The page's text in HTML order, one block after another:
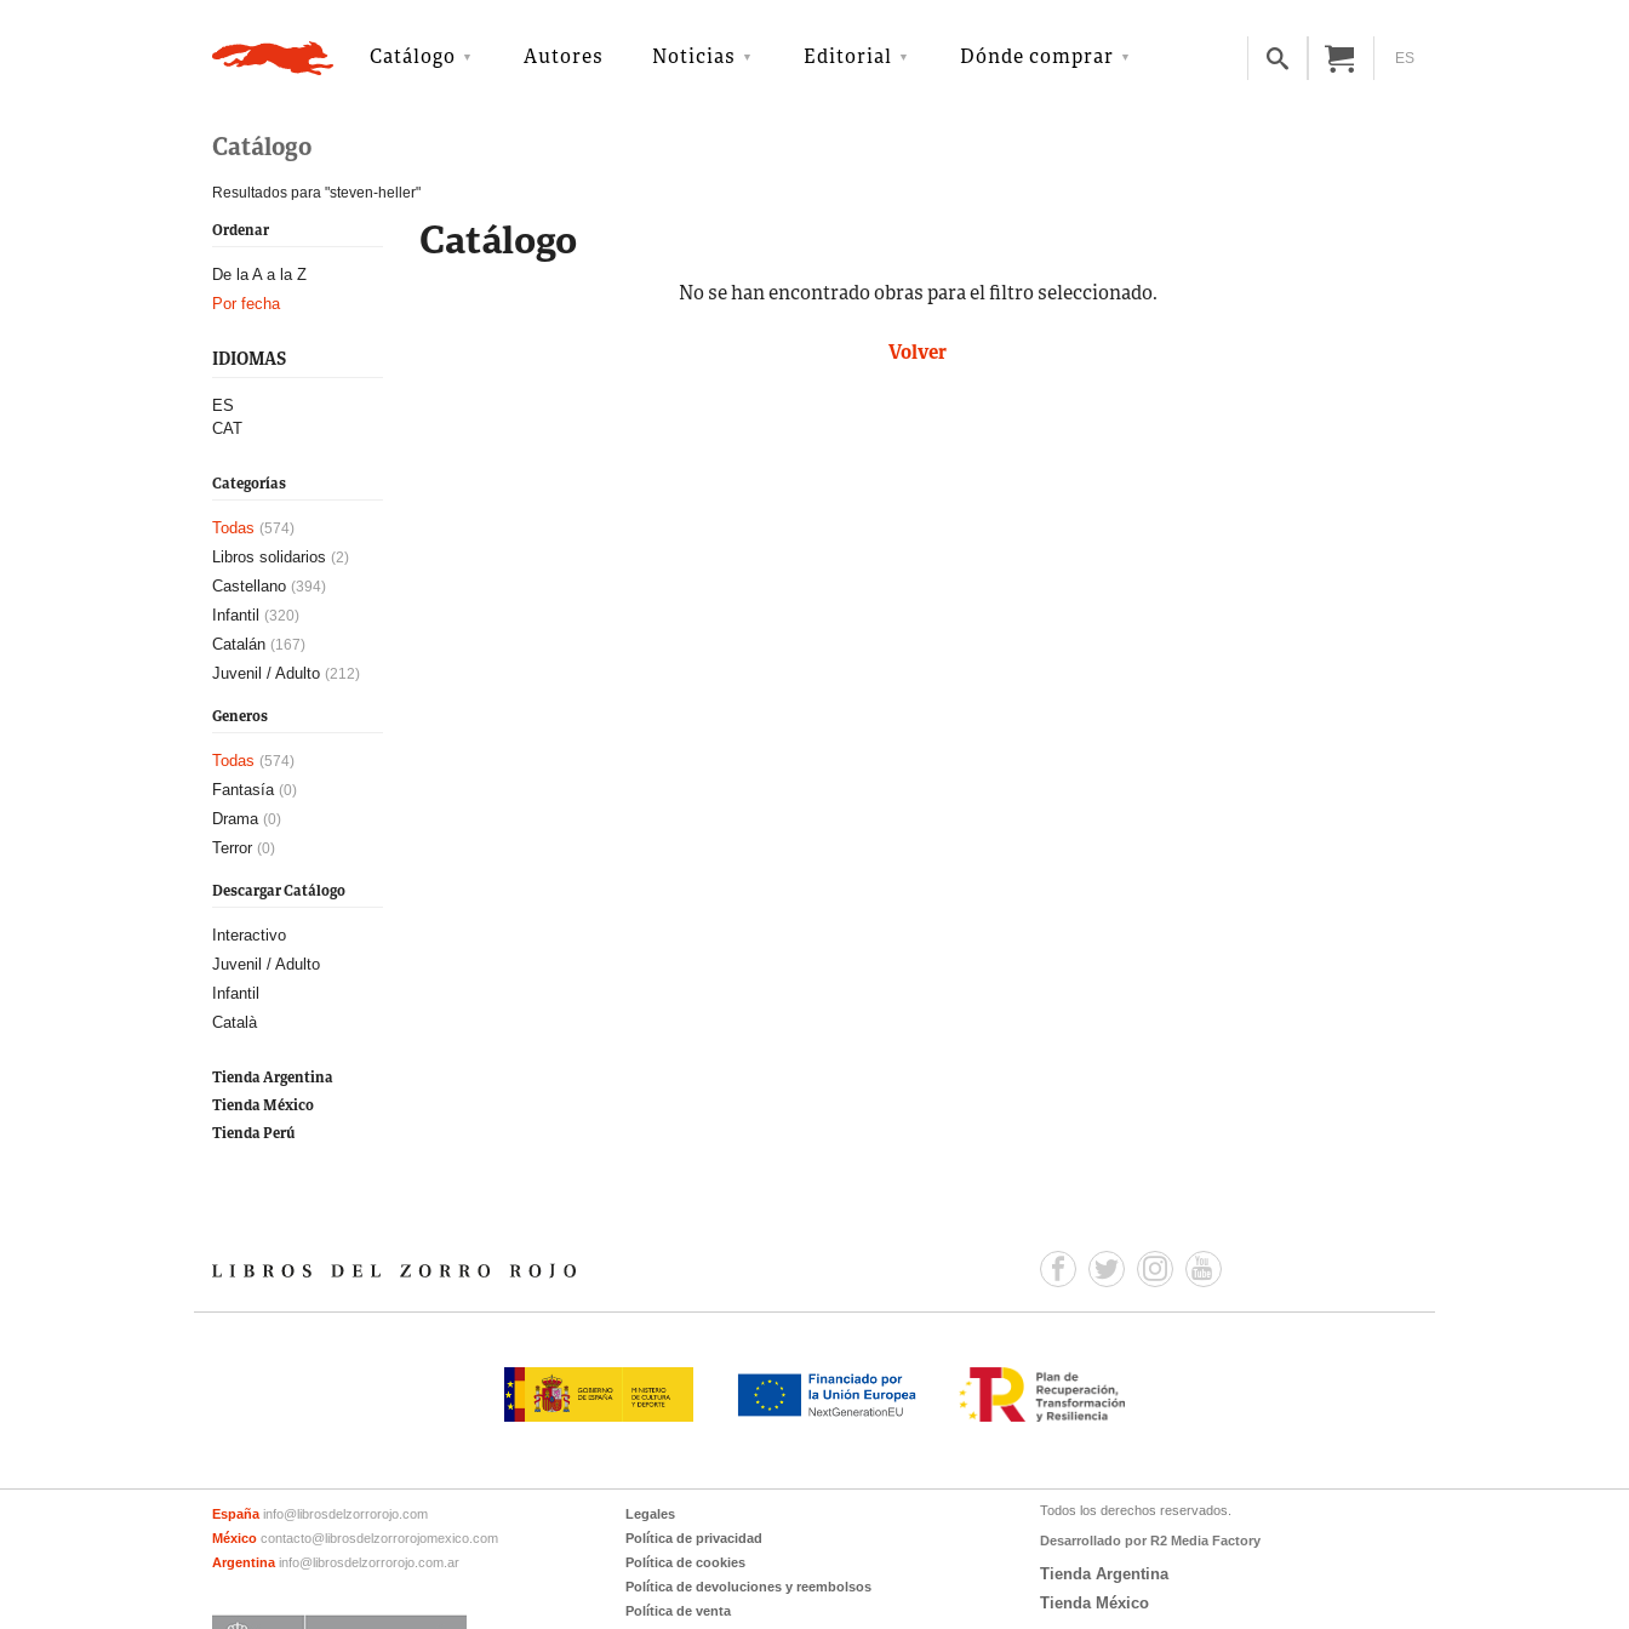
Catálogo Autores Noticias Editorial Dónde comprar ES
Catálogo
Resultados para "steven-heller"
Ordenar
De la A a la Z
Por fecha
IDIOMAS
ES
CAT
Categorías
Todas (574)
Libros solidarios (2)
Castellano (394)
Infantil (320)
Catalán (167)
Juvenil / Adulto (212)
Generos
Todas (574)
Fantasía (0)
Drama (0)
Terror (0)
Descargar Catálogo
Interactivo
Juvenil / Adulto
Infantil
Català
Tienda Argentina
Tienda México
Tienda Perú
Catálogo
No se han encontrado obras para el filtro seleccionado.
Volver
España info@librosdelzorrorojo.com
México contacto@librosdelzorrorojomexico.com
Argentina info@librosdelzorrorojo.com.ar
Legales
Política de privacidad
Política de cookies
Política de devoluciones y reembolsos
Política de venta
Todos los derechos reservados.
Desarrollado por R2 Media Factory
Tienda Argentina
Tienda México